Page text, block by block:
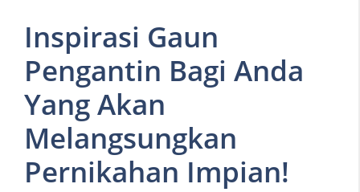
Inspirasi Gaun
Pengantin Bagi Anda
Yang Akan
Melangsungkan
Pernikahan Impian!